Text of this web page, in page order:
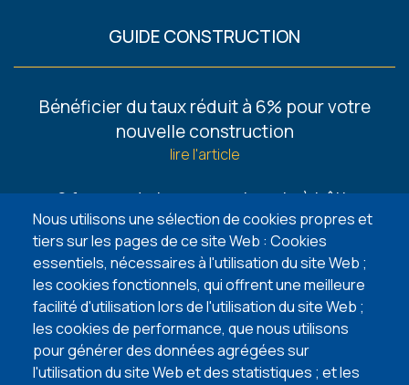
Nous utilisons une sélection de cookies propres et
tiers sur les pages de ce site Web : Cookies
essentiels, nécessaires à l'utilisation du site Web ;
les cookies fonctionnels, qui offrent une meilleure
facilité d'utilisation lors de l'utilisation du site Web ;
les cookies de performance, que nous utilisons
pour générer des données agrégées sur
l'utilisation du site Web et des statistiques ; et les
GUIDE CONSTRUCTION
Footer
Bénéficier du taux réduit à 6% pour votre
nouvelle construction
lire l'article
6 façons de trouver un terrain à bâtir
lire l'article
5 points d’attention lors de l’achat de votre
terrain à bâtir
lire l'article
VISITEZ NOS MAISONS TÉMOINS